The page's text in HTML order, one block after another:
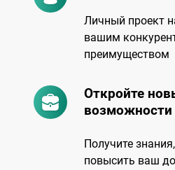
Личный проект
вашим
преимуществом
Откройте
возможности
Получите
повысить ваш